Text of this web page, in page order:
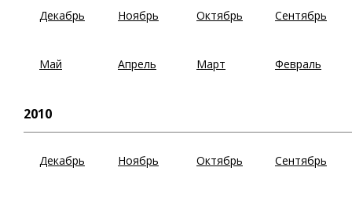
Декабрь Ноябрь Октябрь Сентябрь
Май Апрель Март Февраль
2010
Декабрь Ноябрь Октябрь Сентябрь